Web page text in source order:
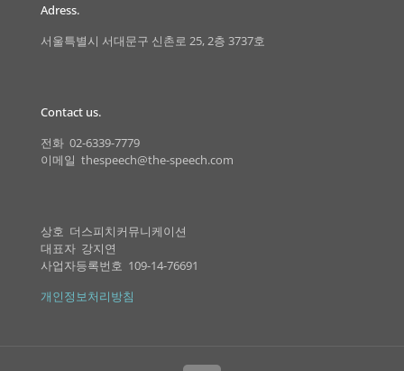
Adress.
서울특별시 서대문구 신촌로 25, 2층 3737호
Contact us.
전화 02-6339-7779
이메일 thespeech@the-speech.com
상호 더스피치커뮤니케이션
대표자 강지연
사업자등록번호 109-14-76691
개인정보처리방침